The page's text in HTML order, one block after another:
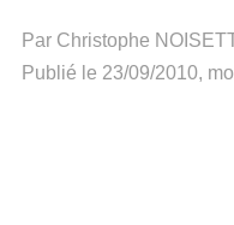
Par Christophe
Publié le 23/09/2010,